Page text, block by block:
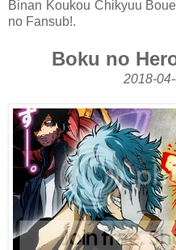
Binan Koukou Chikyuu
no Fansub!.
Boku no
2018-